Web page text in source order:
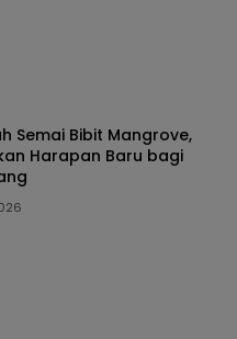
Semai Bibit Mangrove,
Harapan Baru bagi